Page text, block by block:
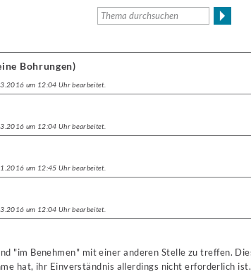
Bohrungen)
um 12:04 Uhr bearbeitet.
um 12:04 Uhr bearbeitet.
um 12:45 Uhr bearbeitet.
um 12:04 Uhr bearbeitet.
"im Benehmen" mit einer anderen Stelle zu treffen.
hat, ihr Einverständnis allerdings nicht erforderlich